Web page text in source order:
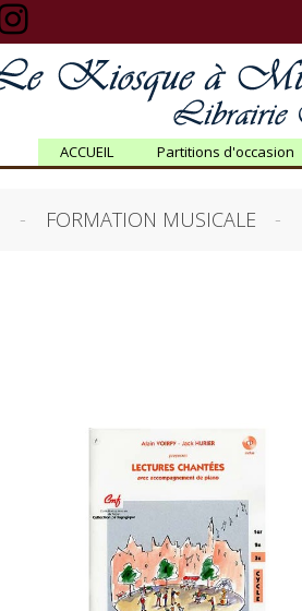
ACCUEIL Partitions d'occasion
FORMATION MUSICALE